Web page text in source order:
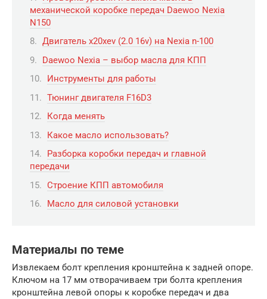
механической коробке передач Daewoo Nexia
N150
Двигатель x20xev (2.0 16v) на Nexia n-100
Daewoo Nexia – выбор масла для КПП
Инструменты для работы
Тюнинг двигателя F16D3
Когда менять
Какое масло использовать?
Разборка коробки передач и главной
передачи
Строение КПП автомобиля
Масло для силовой установки
Материалы по теме
Извлекаем болт крепления кронштейна к задней опоре.
Ключом на 17 мм отворачиваем три болта крепления
кронштейна левой опоры к коробке передач и два